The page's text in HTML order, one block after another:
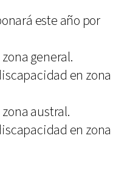
este año por
general.
en zona
austral.
en zona